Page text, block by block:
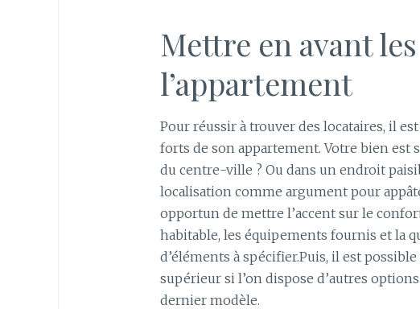
Mettre en avant
l’appartement
Pour réussir à trouver des locataires, il
forts de son appartement. Votre bien est
du centre-ville ? Ou dans un endroit
localisation comme argument pour
opportun de mettre l’accent sur le
habitable, les équipements fournis et la
d’éléments à spécifier.Puis, il est
supérieur si l’on dispose d’autres
dernier modèle.